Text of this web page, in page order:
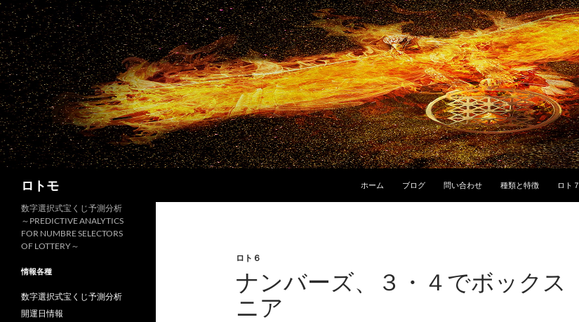
コ
ン
テ
ン
ツ
へ
ス
キ
ッ
プ
ロトモ ホーム ブログ 問い合わせ 種類と特徴 ロト７
ロト６
ナンバーズ、３・４でボックス
ニア
数字選択式宝くじ予測分析
～PREDICTIVE ANALYTICS
FOR NUMBRE SELECTORS
OF LOTTERY～
情報各種
数字選択式宝くじ予測分析
開運日情報